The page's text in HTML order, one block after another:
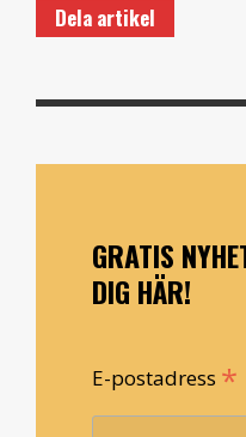
Dela artikel
GRATIS
DIG HÄR!
E-postadress *